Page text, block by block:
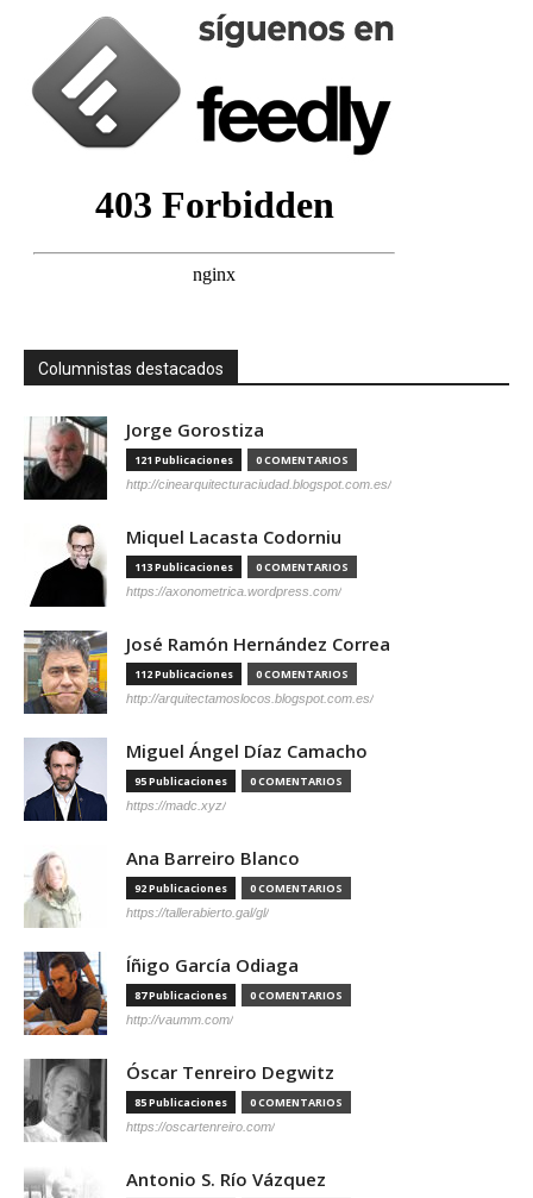
Columnistas destacados
Jorge Gorostiza
121 Publicaciones 0 COMENTARIOS
http://cinearquitecturaciudad.blogspot.com.es/
Miquel Lacasta Codorniu
113 Publicaciones 0 COMENTARIOS
https://axonometrica.wordpress.com/
José Ramón Hernández Correa
112 Publicaciones 0 COMENTARIOS
http://arquitectamoslocos.blogspot.com.es/
Miguel Ángel Díaz Camacho
95 Publicaciones 0 COMENTARIOS
https://madc.xyz/
Ana Barreiro Blanco
92 Publicaciones 0 COMENTARIOS
https://tallerabierto.gal/gl/
Íñigo García Odiaga
87 Publicaciones 0 COMENTARIOS
http://vaumm.com/
Óscar Tenreiro Degwitz
85 Publicaciones 0 COMENTARIOS
https://oscartenreiro.com/
Antonio S. Río Vázquez